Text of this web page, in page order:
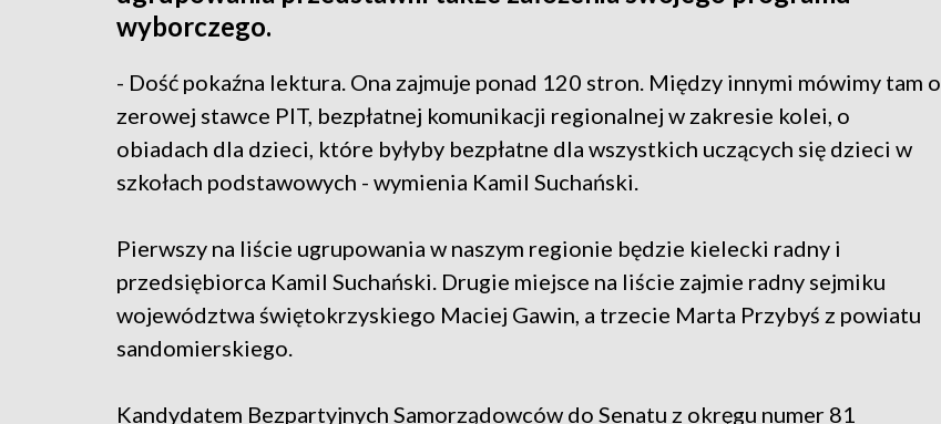
wyborczego.
- Dość pokaźna lektura. Ona zajmuje ponad 120 stron. Między innymi mówimy tam o
zerowej stawce PIT, bezpłatnej komunikacji regionalnej w zakresie kolei, o
obiadach dla dzieci, które byłyby bezpłatne dla wszystkich uczących się dzieci w
szkołach podstawowych - wymienia Kamil Suchański.
Pierwszy na liście ugrupowania w naszym regionie będzie kielecki radny i
przedsiębiorca Kamil Suchański. Drugie miejsce na liście zajmie radny sejmiku
województwa świętokrzyskiego Maciej Gawin, a trzecie Marta Przybyś z powiatu
sandomierskiego.
Kandydatem Bezpartyjnych Samorządowców do Senatu z okręgu numer 81